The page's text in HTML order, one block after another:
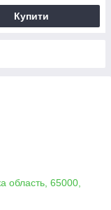
Купити
область, 65000,